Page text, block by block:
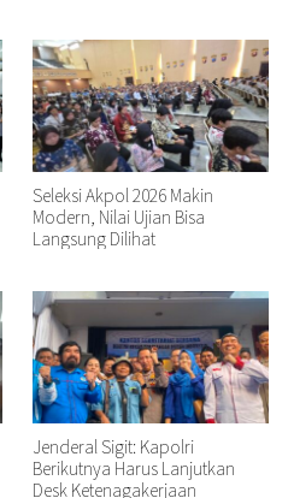
Seleksi Akpol 2026 Makin
Modern, Nilai Ujian Bisa
Langsung Dilihat
Jenderal Sigit: Kapolri
Berikutnya Harus Lanjutkan
Desk Ketenagakerjaan